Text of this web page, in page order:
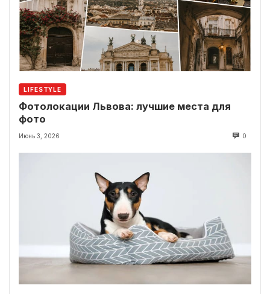
LIFESTYLE
Фотолокации Львова: лучшие места для
фото
Июнь 3, 2026 0